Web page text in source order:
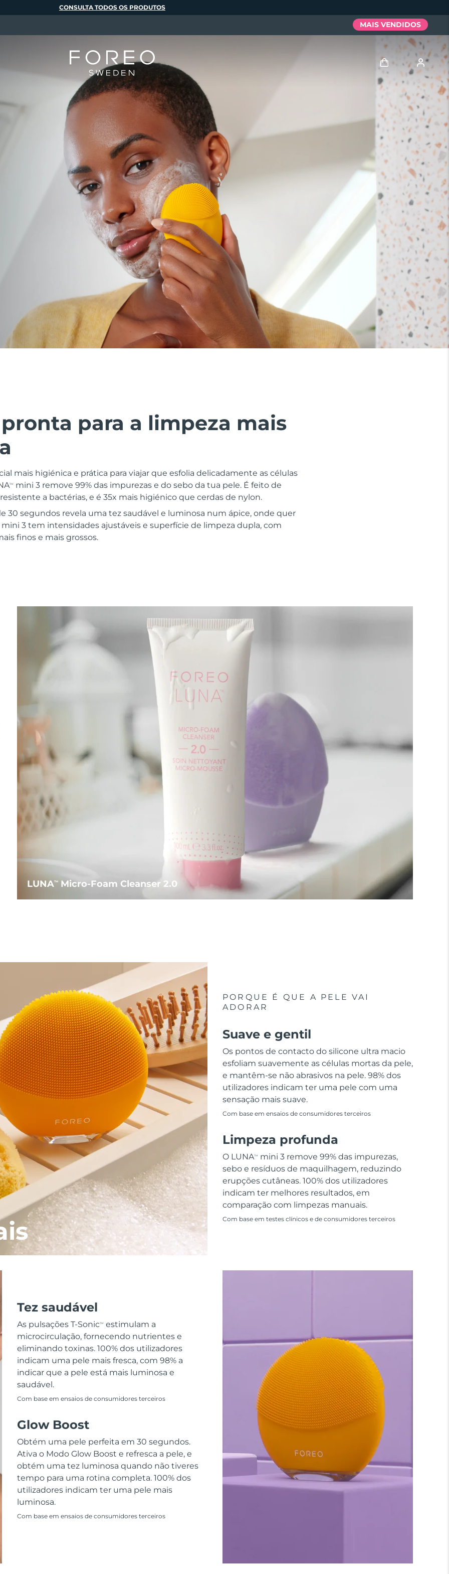
para a limpeza mais
mais higiénica e prática para viajar que esfolia delicadamente as células
TM
mini 3 remove 99% das impurezas e do sebo da tua pele. É feito de
a bactérias, e é 35x mais higiénico que cerdas de nylon.
30 segundos revela uma tez saudável e luminosa num ápice, onde quer
mini 3 tem intensidades ajustáveis e superfície de limpeza dupla, com
finos e mais grossos.
LUNATMMicro-Foam Cleanser 2.0
PORQUE É QUE A PELE VAI
ADORAR
Suave e gentil
Os pontos de contacto do silicone ultra macio
esfoliam suavemente as células mortas da pele,
e mantêm-se não abrasivos na pele. 98% dos
utilizadores indicam ter uma pele com uma
sensação mais suave.
Com base em ensaios de consumidores terceiros
Limpeza profunda
O LUNATM
mini 3 remove 99% das impurezas,
sebo e resíduos de maquilhagem, reduzindo
erupções cutâneas. 100% dos utilizadores
indicam ter melhores resultados, em
comparação com limpezas manuais.
Com base em testes clínicos e de consumidores terceiros
Tez saudável
As pulsações T-SonicTM
estimulam a
microcirculação, fornecendo nutrientes e
eliminando toxinas. 100% dos utilizadores
indicam uma pele mais fresca, com 98% a
indicar que a pele está mais luminosa e
saudável.
Com base em ensaios de consumidores terceiros
Glow Boost
Obtém uma pele perfeita em 30 segundos.
Ativa o Modo Glow Boost e refresca a pele, e
obtém uma tez luminosa quando não tiveres
tempo para uma rotina completa. 100% dos
utilizadores indicam ter uma pele mais
luminosa.
Com base em ensaios de consumidores terceiros
CONSULTA TODOS OS PRODUTOS
MAIS VENDIDOS
Entrar
Perfil de usuário
Meus aparelhos
Meus pedidos
Meus endereços
As minhas subscrições